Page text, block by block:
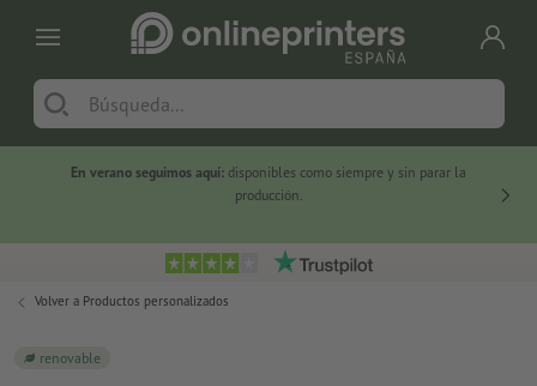
En verano seguimos aquí: disponibles como siempre y sin parar la
producción.
Volver a Productos personalizados
renovable